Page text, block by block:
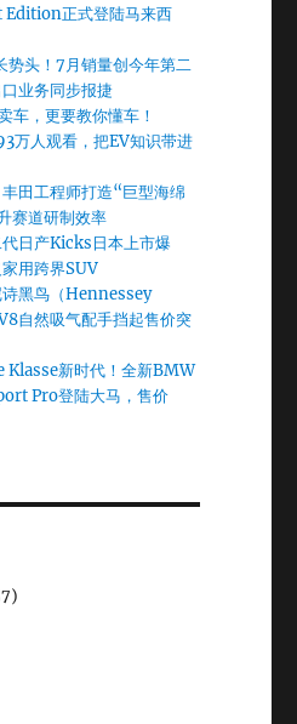
正式登陆马来西
头！7月销量创今年第二
业务同步报捷
车，更要教你懂车！
万人观看，把EV知识带进
田工程师打造“巨型海绵
赛道研制效率
日产Kicks日本上市爆
用跨界SUV
黑鸟（Hennessey
自然吸气配手挡起售价突
Klasse新时代！全新BMW
Pro登陆大马，售价